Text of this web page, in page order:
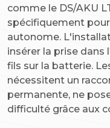
comme le DS/AKU
spécifiquement
autonome.
insérer la prise dans
fils sur la batterie.
nécessitent un
permanente, ne
difficulté grâce aux